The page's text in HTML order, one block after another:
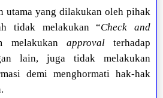
utama yang dilakukan oleh pihak
tidak melakukan “Check and
melakukan approvalterhadap
lain, juga tidak melakukan
demi menghormati hak-hak